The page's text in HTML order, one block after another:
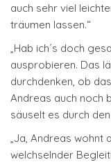
auch sehr viel
träumen lassen.“
„Hab ich´s doch
ausprobieren. Das
durchdenken, ob
Andreas auch noch
säuselt es durch
„Ja, Andreas
welchselnder